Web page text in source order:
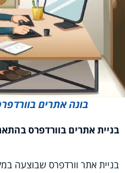
בונה אתרים
בניית אתרים בוורדפרס
בניית אתר וורדפרס שבוצעה